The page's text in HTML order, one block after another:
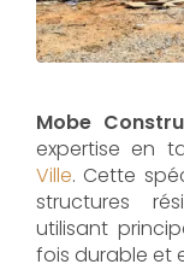
Mobe
expertise en
Ville. Cette
structures
utilisant
fois durable et